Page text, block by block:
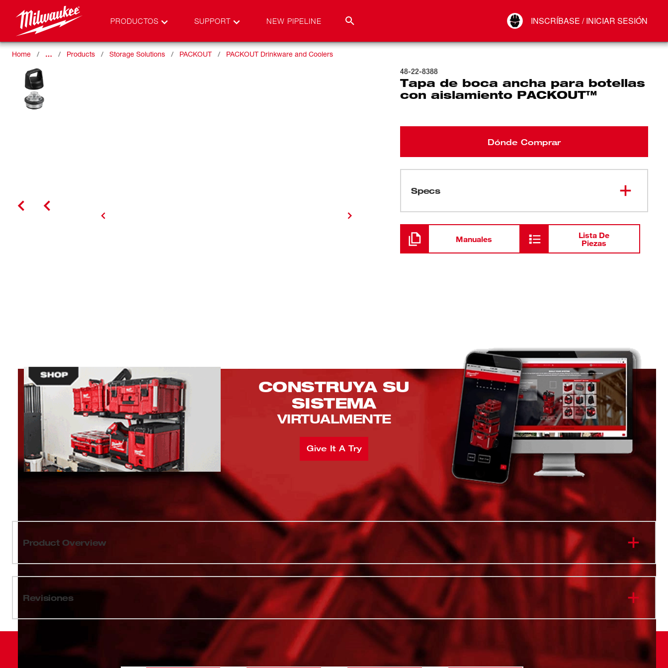
PRODUCTOS SUPPORT NEW PIPELINE INSCRÍBASE / INICIAR SESIÓN
Conectar
Home … Products Storage Solutions PACKOUT PACKOUT Drinkware and Coolers
48-22-8388
Tapa de boca ancha para botellas
con aislamiento PACKOUT™
Dónde Comprar
Specs
Cargando
Manuales
Lista De
Piezas
CONSTRUYA SU
SISTEMA
VIRTUALMENTE
Give It A Try
Product Overview
Nuestra tapa de boca ancha PACKOUT™ cuenta con una boca elevada para beber con facilidad.
Cuando se combina con una botella PACKOUT™, nuestra tapa de boca ancha PACKOUT™ a
prueba de fugas proporciona retención de frío y calor durante todo el día. El asa grande permite un
transporte cómodo, incluso con guantes en las manos. Nuestra tapa de boca ancha PACKOUT™
apta para lavavajilla se desmonta fácilmente para una limpieza fácil. La tapa de boca ancha
PACKOUT™ está diseñada para usarla con las botellas con aislamiento PACKOUT™. El sistema
PACKOUT™ de MILWAUKEE® es el sistema de almacenamiento modular más versátil y duradero
Tapa de boca ancha a prueba de fugas
Conservación en frío y en caliente durante todo el día
Asa grande para un transporte cómodo
Revisiones
RECURSOS ADICIONALES